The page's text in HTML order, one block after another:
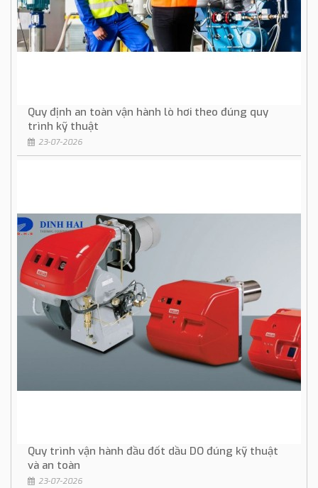
Quy định an toàn vận hành lò hơi theo đúng quy
trình kỹ thuật
23-07-2026
Quy trình vận hành đầu đốt dầu DO đúng kỹ thuật
và an toàn
23-07-2026